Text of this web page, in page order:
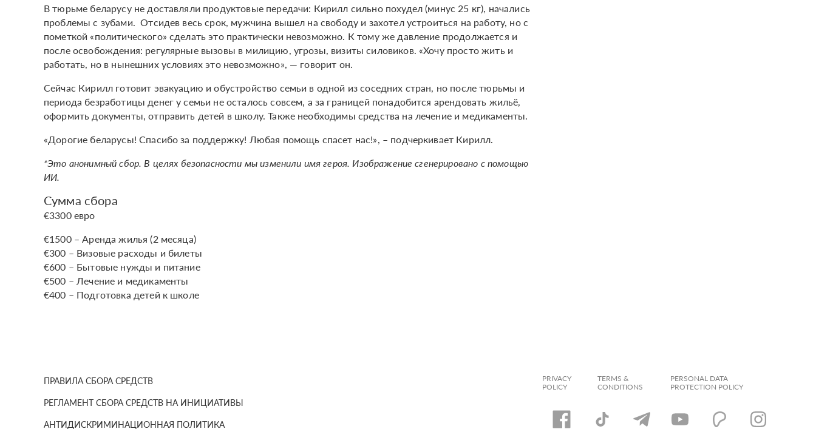
В тюрьме беларусу не доставляли продуктовые передачи: Кирилл сильно похудел (минус 25 кг), начались
проблемы с зубами. Отсидев весь срок, мужчина вышел на свободу и захотел устроиться на работу, но с
пометкой «политического» сделать это практически невозможно. К тому же давление продолжается и
после освобождения: регулярные вызовы в милицию, угрозы, визиты силовиков. «Хочу просто жить и
работать, но в нынешних условиях это невозможно», — говорит он.
Сейчас Кирилл готовит эвакуацию и обустройство семьи в одной из соседних стран, но после тюрьмы и
периода безработицы денег у семьи не осталось совсем, а за границей понадобится арендовать жильё,
оформить документы, отправить детей в школу. Также необходимы средства на лечение и медикаменты.
«Дорогие беларусы! Спасибо за поддержку! Любая помощь спасет нас!», – подчеркивает Кирилл.
*Это анонимный сбор. В целях безопасности мы изменили имя героя. Изображение сгенерировано с помощью
ИИ.
Сумма сбора
€3300 евро
€1500 – Аренда жилья (2 месяца)
€300 – Визовые расходы и билеты
€600 – Бытовые нужды и питание
€500 – Лечение и медикаменты
€400 – Подготовка детей к школе
ПРАВИЛА СБОРА СРЕДСТВ
РЕГЛАМЕНТ СБОРА СРЕДСТВ НА ИНИЦИАТИВЫ
АНТИДИСКРИМИНАЦИОННАЯ ПОЛИТИКА
PRIVACY
POLICY
TERMS &
CONDITIONS
PERSONAL DATA
PROTECTION POLICY